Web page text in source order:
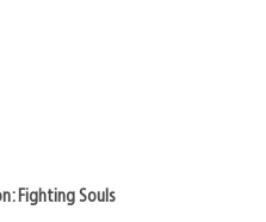
Fighting Souls